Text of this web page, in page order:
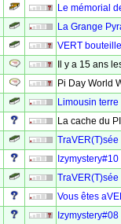
Le mémorial
La Grange
VERT
Il y a 15 ans
Pi Day World
Limousin
La cache du
Vous êtes